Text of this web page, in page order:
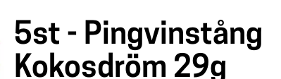
5st - Pingvinstång
Kokosdröm 29g